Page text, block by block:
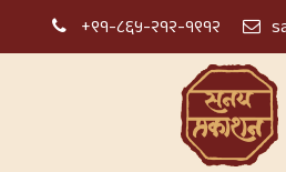
+९१-८६५-२१२-१९१२